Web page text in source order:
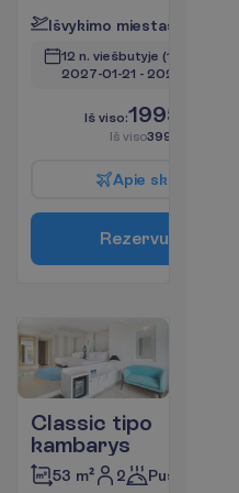
Išvykimo miestas
12 n. viešbutyje (14 n. iš viso)
2027-01-21 - 2027-02-03
Iš viso:1995.00
Iš viso3990.00
Apie sk
Rezervu
Classic tipo
kambarys
53 m² 2 Pusryčiai